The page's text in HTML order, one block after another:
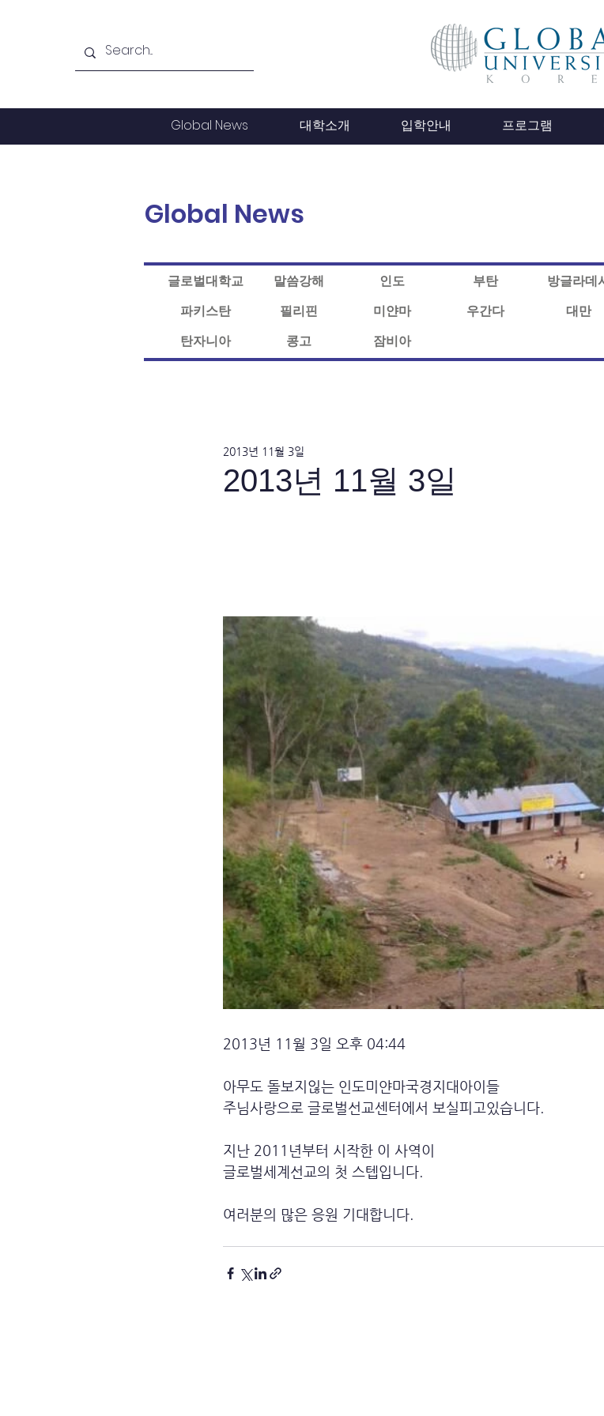
Global News 대학소개 입학안내 프로그램
Global News
글로벌대학교 말씀강해 인도 부탄 방글라데
파키스탄 필리핀 미얀마 우간다 대만
탄자니아 콩고 잠비아
2013년 11월 3일
2013년 11월 3일
2013년 11월 3일 오후 04:44
아무도 돌보지읺는 인도미얀마국경지대아이들
주님사랑으로 글로벌선교센터에서 보실피고있습니다.
지난 2011년부터 시작한 이 사역이
글로벌세계선교의 첫 스텝입니다.
여러분의 많은 응원 기대합니다.